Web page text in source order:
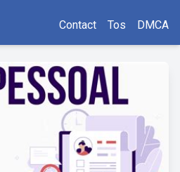
Contact Tos DMCA